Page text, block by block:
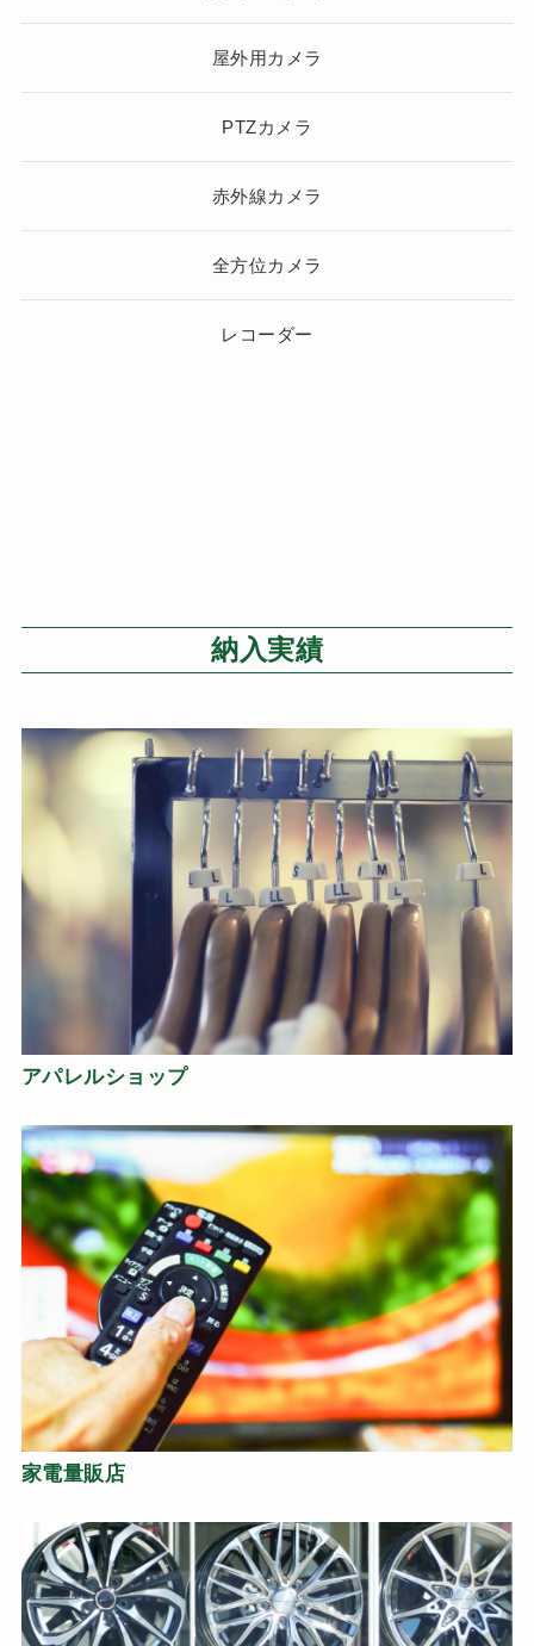
屋外用カメラ
PTZカメラ
赤外線カメラ
全方位カメラ
レコーダー
納入実績
アパレルショップ
家電量販店